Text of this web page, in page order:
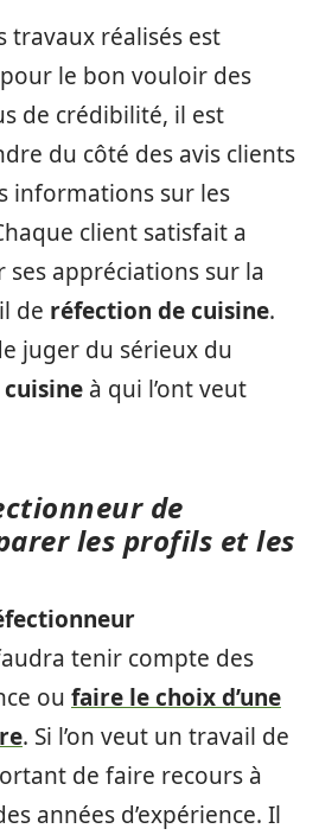
travaux réalisés est
le bon vouloir des
de crédibilité, il est
du côté des avis clients
informations sur les
client satisfait a
ses appréciations sur la
de réfection de cuisine.
juger du sérieux du
cuisine à qui l’ont veut
de
les profils et les
tenir compte des
ou faire le choix d’une
. Si l’on veut un travail de
de faire recours à
années d’expérience. Il